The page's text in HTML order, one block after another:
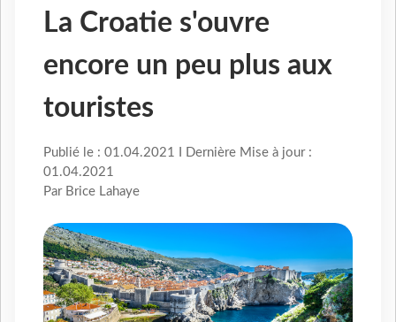
La Croatie s'ouvre
encore un peu plus aux
touristes
Publié le : 01.04.2021 I Dernière Mise à jour :
01.04.2021
Par Brice Lahaye